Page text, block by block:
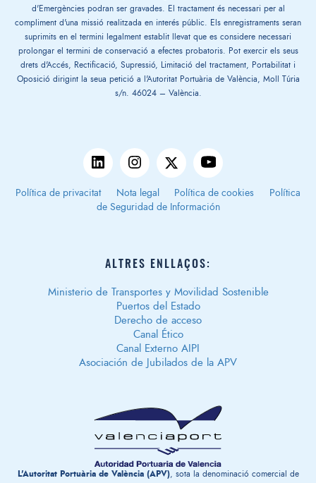
d'Emergències podran ser gravades. El tractament és necessari per al
compliment d'una missió realitzada en interés públic. Els enregistraments seran
suprimits en el termini legalment establit llevat que es considere necessari
prolongar el termini de conservació a efectes probatoris. Pot exercir els seus
drets d'Accés, Rectificació, Supressió, Limitació del tractament, Portabilitat i
Oposició dirigint la seua petició a l'Autoritat Portuària de València, Moll Túria
s/n. 46024 – València.
Política de privacitat Nota legal Política de cookies
Política
de Seguridad de Información
ALTRES ENLLAÇOS:
Ministerio de Transportes y Movilidad Sostenible
Puertos del Estado
Derecho de acceso
Canal Ético
Canal Externo AIPI
Asociación de Jubilados de la APV
L'Autoritat Portuària de València (APV), sota la denominació comercial de